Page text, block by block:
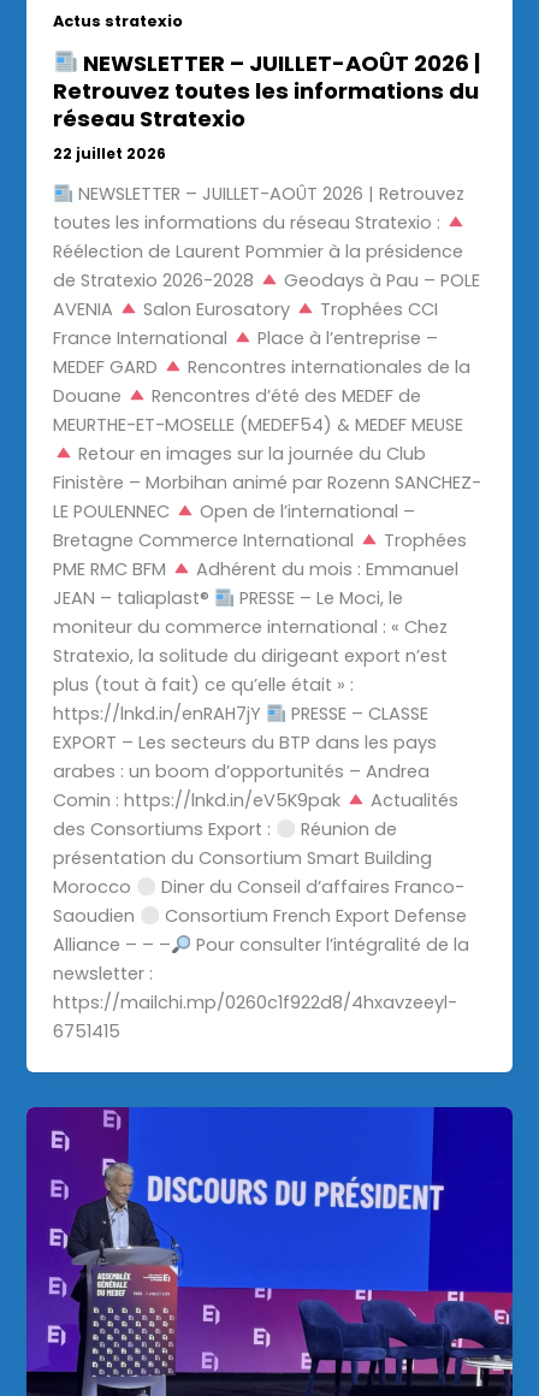
Actus stratexio
NEWSLETTER – JUILLET-AOÛT 2026 |
Retrouvez toutes les informations du
réseau Stratexio
22 juillet 2026
NEWSLETTER – JUILLET-AOÛT 2026 | Retrouvez
toutes les informations du réseau Stratexio :
Réélection de Laurent Pommier à la présidence
de Stratexio 2026-2028
Geodays à Pau – POLE
AVENIA
Salon Eurosatory
Trophées CCI
France International
Place à l’entreprise –
MEDEF GARD
Rencontres internationales de la
Douane
Rencontres d’été des MEDEF de
MEURTHE-ET-MOSELLE (MEDEF54) & MEDEF MEUSE
Retour en images sur la journée du Club
Finistère – Morbihan animé par Rozenn SANCHEZ-
LE POULENNEC
Open de l’international –
Bretagne Commerce International
Trophées
PME RMC BFM
Adhérent du mois : Emmanuel
JEAN – taliaplast®
PRESSE – Le Moci, le
moniteur du commerce international : « Chez
Stratexio, la solitude du dirigeant export n’est
plus (tout à fait) ce qu’elle était » :
https://lnkd.in/enRAH7jY
PRESSE – CLASSE
EXPORT – Les secteurs du BTP dans les pays
arabes : un boom d’opportunités – Andrea
Comin : https://lnkd.in/eV5K9pak
Actualités
des Consortiums Export :
Réunion de
présentation du Consortium Smart Building
Morocco
Diner du Conseil d’affaires Franco-
Saoudien
Consortium French Export Defense
Alliance – – –
Pour consulter l’intégralité de la
newsletter :
https://mailchi.mp/0260c1f922d8/4hxavzeeyl-
6751415